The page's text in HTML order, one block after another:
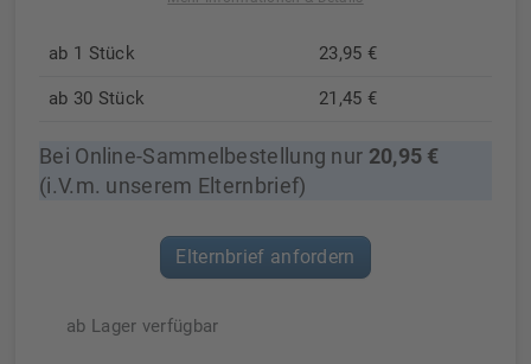
ab 1 Stück 23,95 €
ab 30 Stück 21,45 €
Bei Online-Sammelbestellung nur 20,95 €
(i.V.m. unserem Elternbrief)
Elternbrief anfordern
ab Lager verfügbar